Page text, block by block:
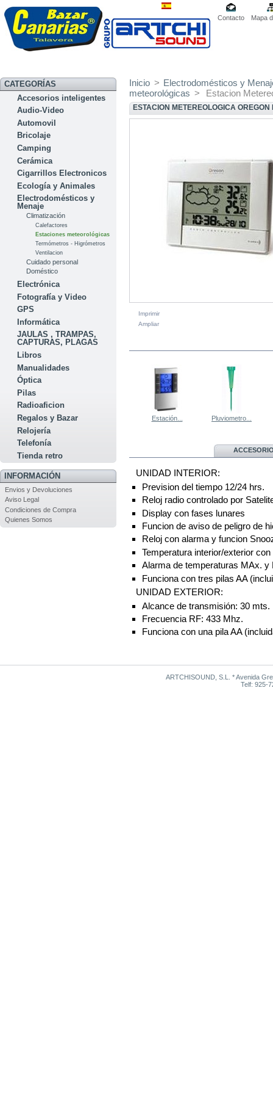
Contacto Mapa
CATEGORÍAS
Accesorios inteligentes
Audio-Video
Automovil
Bricolaje
Camping
Cerámica
Cigarrillos Electronicos
Ecología y Animales
Electrodomésticos y
Menaje
Climatización
Calefactores
Estaciones meteorológicas
Termómetros - Higrómetros
Ventilacion
Cuidado personal
Doméstico
Electrónica
Fotografía y Video
GPS
Informática
JAULAS , TRAMPAS,
CAPTURAS, PLAGAS
Libros
Manualidades
Óptica
Pilas
Radioaficion
Regalos y Bazar
Relojería
Telefonía
Tienda retro
INFORMACIÓN
Envios y Devoluciones
Aviso Legal
Condiciones de Compra
Quienes Somos
Inicio > Electrodomésticos y
meteorológicas > Estacion
ESTACION METEREOLOGICA
Imprimir
Ampliar
Estación... Pluviometro...
UNIDAD INTERIOR:
Prevision del tiempo 12/24 hrs.
Reloj radio controlado por
Display con fases lunares
Funcion de aviso de peligro de
Reloj con alarma y funcion
Temperatura interior/exterior
Alarma de temperaturas MAx. y
Funciona con tres pilas AA
UNIDAD EXTERIOR:
Alcance de transmisión: 30 mts.
Frecuencia RF: 433 Mhz.
Funciona con una pila AA
ARTCHISOUND, S.L. * Avenida
Telf: 925-